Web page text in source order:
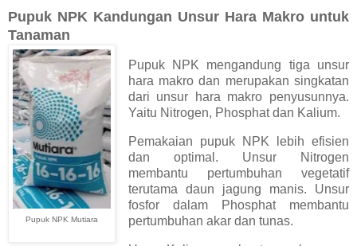
Pupuk NPK Kandungan Unsur Hara Makro untuk
Tanaman
Pupuk NPK Mutiara
Pupuk NPK mengandung tiga unsur
hara makro dan merupakan singkatan
dari unsur hara makro penyusunnya.
Yaitu Nitrogen, Phosphat dan Kalium.
Pemakaian pupuk NPK lebih efisien
dan optimal. Unsur Nitrogen
membantu pertumbuhan vegetatif
terutama daun jagung manis. Unsur
fosfor dalam Phosphat membantu
pertumbuhan akar dan tunas.